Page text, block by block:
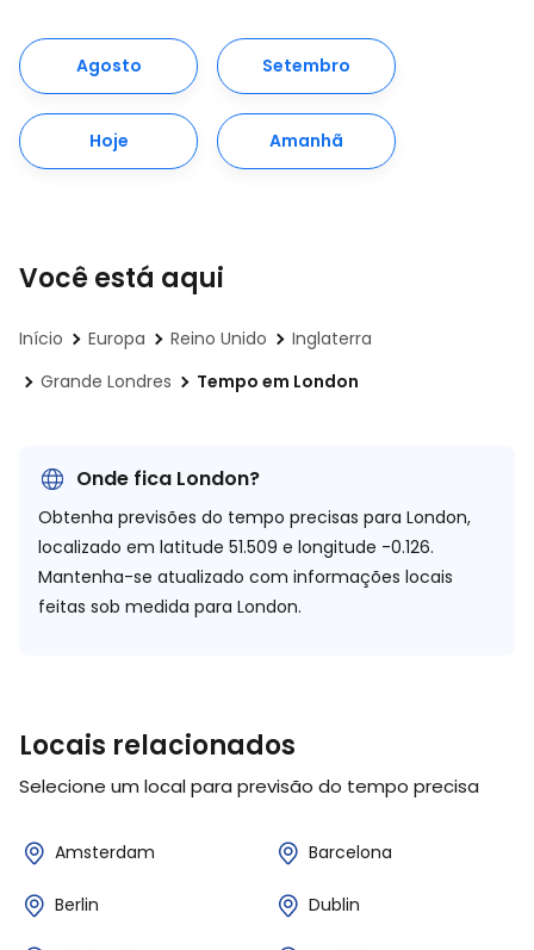
Agosto Setembro
Hoje Amanhã
Você está aqui
Início Europa Reino Unido
Inglaterra
Grande Londres
Tempo em London
Onde fica London?
Obtenha previsões do tempo precisas para London,
localizado em latitude 51.509 e longitude -0.126.
Mantenha-se atualizado com informações locais
feitas sob medida para London.
Locais relacionados
Selecione um local para previsão do tempo precisa
Amsterdam Barcelona
Berlin Dublin